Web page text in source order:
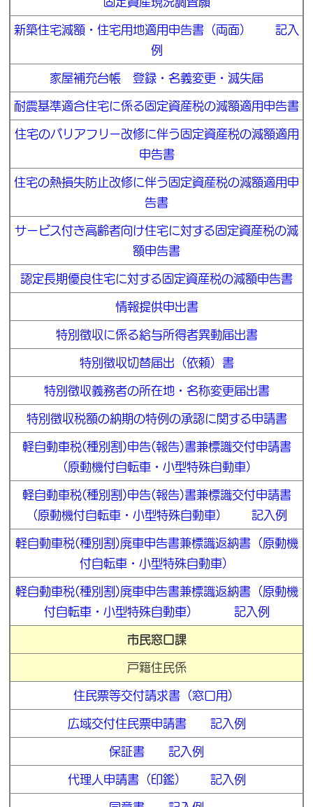
新築住宅減額・住宅用地適用申告書（両面）
記入
例
家屋補充台帳 登録・名義変更・滅失届
耐震基準適合住宅に係る固定資産税の減額適用申告書
住宅のバリアフリー改修に伴う固定資産税の減額適用
申告書
住宅の熱損失防止改修に伴う固定資産税の減額適用申
告書
サービス付き高齢者向け住宅に対する固定資産税の減
額申告書
認定長期優良住宅に対する固定資産税の減額申告書
情報提供申出書
特別徴収に係る給与所得者異動届出書
特別徴収切替届出（依頼）書
特別徴収義務者の所在地・名称変更届出書
特別徴収税額の納期の特例の承認に関する申請書
軽自動車税(種別割)申告(報告)書兼標識交付申請書
（原動機付自転車・小型特殊自動車）
軽自動車税(種別割)申告(報告)書兼標識交付申請書
（原動機付自転車・小型特殊自動車） 記入例
軽自動車税(種別割)廃車申告書兼標識返納書（原動機
付自転車・小型特殊自動車）
軽自動車税(種別割)廃車申告書兼標識返納書（原動機
付自転車・小型特殊自動車） 記入例
市民窓口課
戸籍住民係
住民票等交付請求書（窓口用）
広域交付住民票申請書 記入例
保証書 記入例
代理人申請書（印鑑） 記入例